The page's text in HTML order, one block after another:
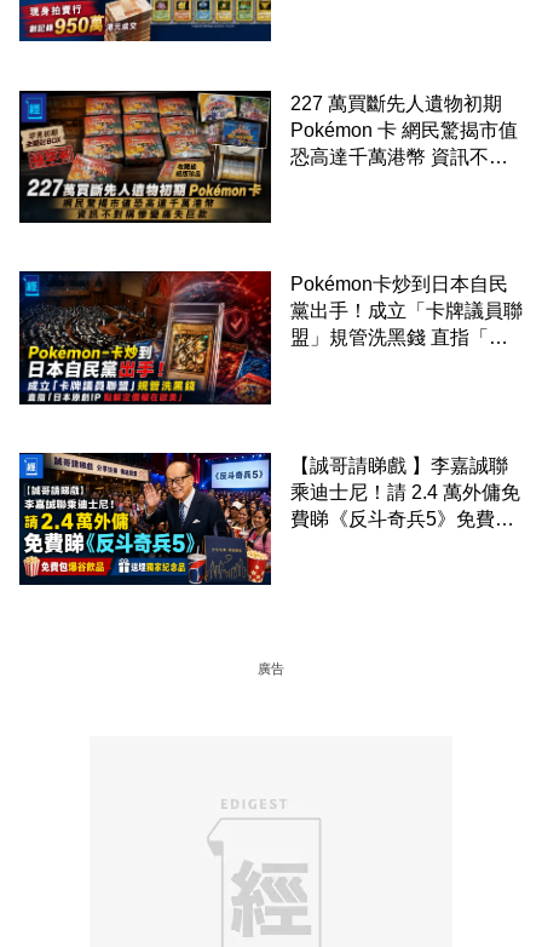
227 萬買斷先人遺物初期
Pokémon 卡 網民驚揭市值
恐高達千萬港幣 資訊不對
Pokémon卡炒到日本自民
黨出手！成立「卡牌議員聯
盟」規管洗黑錢 直指「日
【誠哥請睇戲 】李嘉誠聯
乘迪士尼！請 2.4 萬外傭免
費睇《反斗奇兵5》免費包
廣告